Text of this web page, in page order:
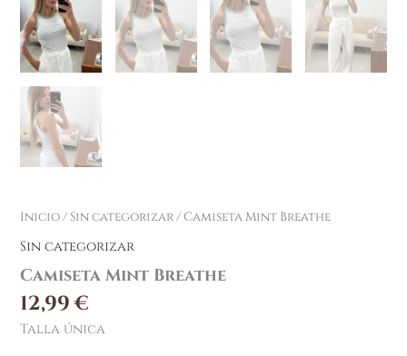
Inicio/Sin categorizar/ Camiseta Mint Breathe
Sin categorizar
Camiseta Mint Breathe
12,99€
Talla única